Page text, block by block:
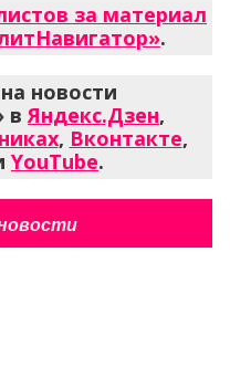
за материал
.
новости
вЯндекс.Дзен,
, Вконтакте,
YouTube.